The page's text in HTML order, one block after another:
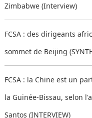
Zimbabwe (Interview)
FCSA : des dirigeants
sommet de Beijing
FCSA : la Chine est un
la Guinée-Bissau, selon
Santos (INTERVIEW)